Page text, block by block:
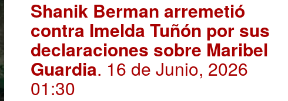
Shanik Berman arremetió
contra Imelda Tuñón por sus
declaraciones sobre Maribel
Guardia. 16 de Junio, 2026
01:30